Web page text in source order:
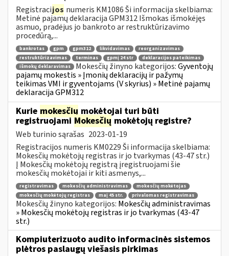
Registracijos numeris KM1086 Ši informacija skelbiama:
Metinė pajamų deklaracija GPM312 Išmokas išmokėjęs
asmuo, pradėjus jo bankroto ar restruktūrizavimo
procedūrą,...
bankrotas gpm gpm312 likvidavimas
reorganizavimas
restruktūrizavimas
terminas gpmį 24 str
deklaracijos pateikimas
išmokų deklaravimas
Mokesčių žinyno kategorijos:Gyventojų
pajamų mokestis » Įmonių deklaracijų ir pažymų
teikimas VMI ir gyventojams (V skyrius) » Metinė pajamų
deklaracija GPM312
Kurie mokesčių mokėtojai turi būti
registruojamiMokesčių mokėtojų registre?
Web turinio sąrašas 2023-01-19
Registracijos numeris KM0229 Ši informacija skelbiama:
Mokesčių mokėtojų registras ir jo tvarkymas (43-47 str.)
Į Mokesčių mokėtojų registrą įregistruojami šie
mokesčių mokėtojai ir kiti asmenys,...
registravimas mokesčių administravimas
mokesčių mokėtojas
mokesčių mokėtojų registras
maį 45 str. privalomas registravimas
Mokesčių žinyno kategorijos: Mokesčių administravimas
» Mokesčių mokėtojų registras ir jo tvarkymas (43-47
str.)
Kompiuterizuoto audito informacinės sistemos
plėtros paslaugų viešasis pirkimas